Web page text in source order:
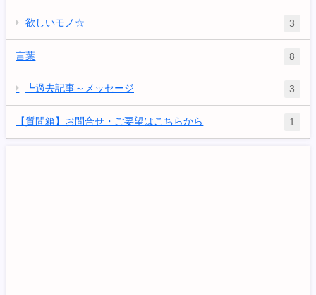
欲しいモノ☆ 3
言葉 8
┗過去記事～メッセージ 3
【質問箱】お問合せ・ご要望はこちらから 1